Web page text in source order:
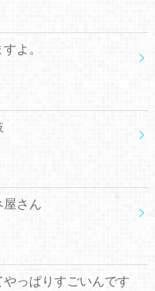
よ。
屋さん
っぱりすごいんです